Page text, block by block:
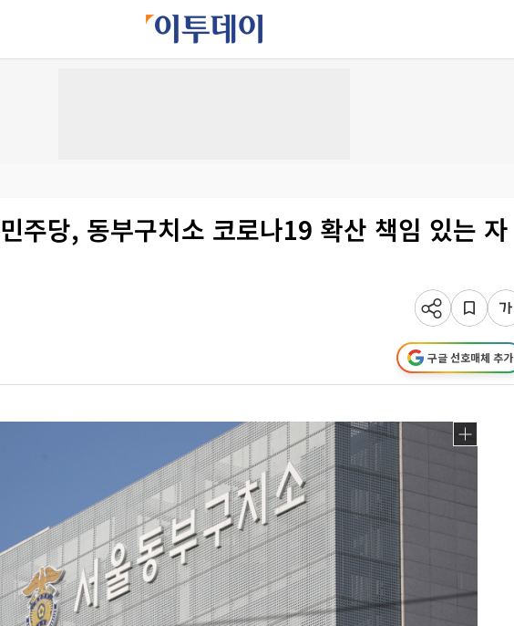
주당, 동부구치소 코로나19 확산 책임 있는 자
구글 선호매체 추가